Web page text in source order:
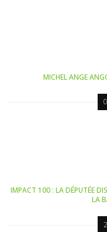
MICHEL ANGE
IMPACT 100 : LA DÉPUTÉE
LA